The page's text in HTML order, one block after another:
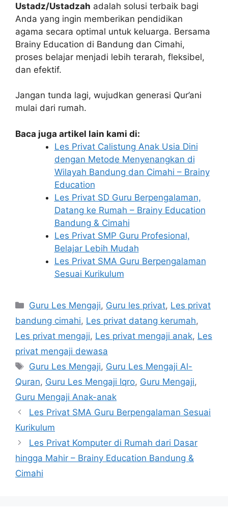
Ustadz/Ustadzah adalah solusi terbaik bagi
Anda yang ingin memberikan pendidikan
agama secara optimal untuk keluarga. Bersama
Brainy Education di Bandung dan Cimahi,
proses belajar menjadi lebih terarah, fleksibel,
dan efektif.
Jangan tunda lagi, wujudkan generasi Qur’ani
mulai dari rumah.
Baca juga artikel lain kami di:
Les Privat Calistung Anak Usia Dini
dengan Metode Menyenangkan di
Wilayah Bandung dan Cimahi – Brainy
Education
Les Privat SD Guru Berpengalaman,
Datang ke Rumah – Brainy Education
Bandung & Cimahi
Les Privat SMP Guru Profesional,
Belajar Lebih Mudah
Les Privat SMA Guru Berpengalaman
Sesuai Kurikulum
Categories
Guru Les Mengaji, Guru les privat, Les privat
bandung cimahi, Les privat datang kerumah,
Les privat mengaji, Les privat mengaji anak, Les
privat mengaji dewasa
Tags
Guru Les Mengaji, Guru Les Mengaji Al-
Quran, Guru Les Mengaji Iqro, Guru Mengaji,
Guru Mengaji Anak-anak
Les Privat SMA Guru Berpengalaman Sesuai
Kurikulum
Les Privat Komputer di Rumah dari Dasar
hingga Mahir – Brainy Education Bandung &
Cimahi